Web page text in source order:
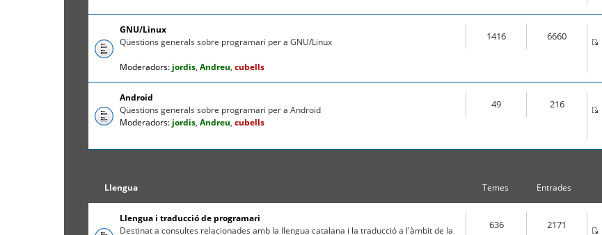
GNU/Linux
Qüestions generals sobre programari per a GNU/Linux
Moderadors: jordis, Andreu, cubells
1416 6660
Android
Qüestions generals sobre programari per a Android
Moderadors: jordis, Andreu, cubells
49 216
Llengua Temes Entrades
Llengua i traducció de programari
Destinat a consultes relacionades amb la llengua catalana i la traducció a l'àmbit de la
636 2171